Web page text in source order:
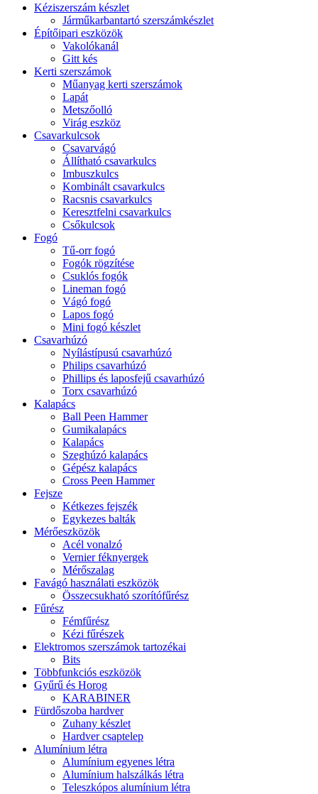
Kéziszerszám készlet
Járműkarbantartó szerszámkészlet
Építőipari eszközök
Vakolókanál
Gitt kés
Kerti szerszámok
Műanyag kerti szerszámok
Lapát
Metszőolló
Virág eszköz
Csavarkulcsok
Csavarvágó
Állítható csavarkulcs
Imbuszkulcs
Kombinált csavarkulcs
Racsnis csavarkulcs
Keresztfelni csavarkulcs
Csőkulcsok
Fogó
Tű-orr fogó
Fogók rögzítése
Csuklós fogók
Lineman fogó
Vágó fogó
Lapos fogó
Mini fogó készlet
Csavarhúzó
Nyílástípusú csavarhúzó
Philips csavarhúzó
Phillips és laposfejű csavarhúzó
Torx csavarhúzó
Kalapács
Ball Peen Hammer
Gumikalapács
Kalapács
Szeghúzó kalapács
Gépész kalapács
Cross Peen Hammer
Fejsze
Kétkezes fejszék
Egykezes balták
Mérőeszközök
Acél vonalzó
Vernier féknyergek
Mérőszalag
Favágó használati eszközök
Összecsukható szorítófűrész
Fűrész
Fémfűrész
Kézi fűrészek
Elektromos szerszámok tartozékai
Bits
Többfunkciós eszközök
Gyűrű és Horog
KARABINER
Fürdőszoba hardver
Zuhany készlet
Hardver csaptelep
Alumínium létra
Alumínium egyenes létra
Alumínium halszálkás létra
Teleszkópos alumínium létra